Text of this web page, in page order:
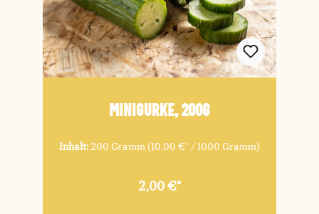
Minigurke, 200g
Inhalt: 200 Gramm (10,00 €* / 1000 Gramm)
2,00 €*